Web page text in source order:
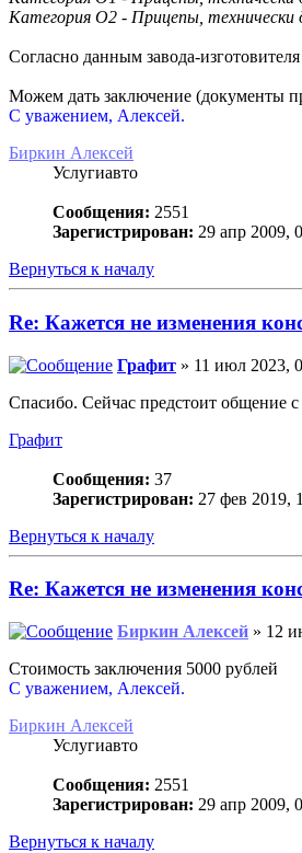
Категория O2 - Прицепы,
Согласно данным завода-
Можем дать заключение (документы
С уважением, Алексей.
Биркин Алексей
Услугиавто
Сообщения: 2551
Зарегистрирован: 29 апр 2009,
Вернуться к началу
Re: Кажется не изменения
Графит » 11 июл 2023,
Спасибо. Сейчас предстоит общение
Графит
Сообщения: 37
Зарегистрирован: 27 фев 2019,
Вернуться к началу
Re: Кажется не изменения
Биркин Алексей » 12
Стоимость заключения 5000 рублей
С уважением, Алексей.
Биркин Алексей
Услугиавто
Сообщения: 2551
Зарегистрирован: 29 апр 2009,
Вернуться к началу